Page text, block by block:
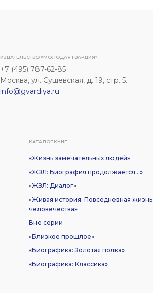
ИЗДАТЕЛЬСТВО «МОЛОДАЯ ГВАРДИЯ»
+7 (495) 787-62-85
Москва, ул. Сущевская, д. 19, стр. 5.
info@gvardiya.ru
КАТАЛОГ КНИГ
«Жизнь замечательных людей»
«ЖЗЛ: Биография продолжается...»
«ЖЗЛ: Диалог»
«Живая история: Повседневная жизнь
человечества»
Вне серии
«Близкое прошлое»
«Биографика: Золотая полка»
«Биографика: Классика»